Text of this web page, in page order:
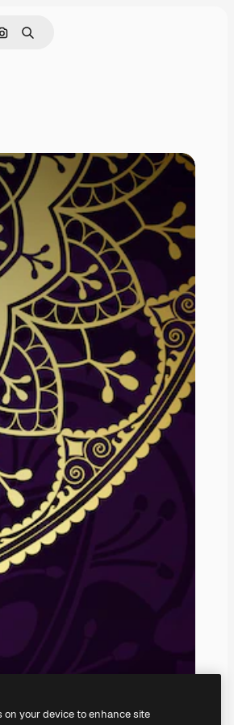
Sök efter bild
Söka
on your device to enhance site